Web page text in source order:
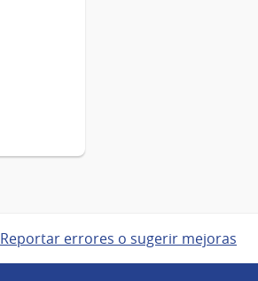
Reportar errores o sugerir mejoras